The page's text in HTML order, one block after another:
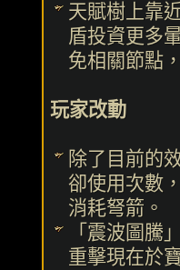
天賦樹上靠
盾投資更多
免相關節點
玩家改動
除了目前的
卻使用次數
消耗弩箭。
「震波圖騰
重擊現在於